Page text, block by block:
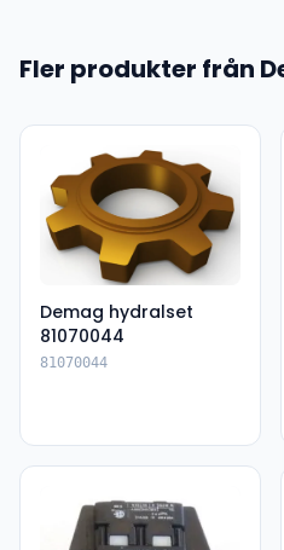
Fler produkter från
Demag hydralset
81070044
81070044